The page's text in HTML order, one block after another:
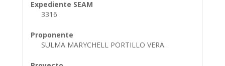
Expediente SEAM
3316
Proponente
SULMA MARYCHELL PORTILLO VERA.